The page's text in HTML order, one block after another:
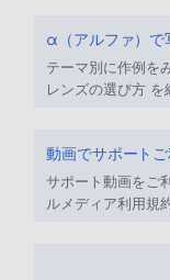
α（アルファ）で
テーマ別に作例を
レンズの選び方 を
サポート動画をご
ルメディア利用規